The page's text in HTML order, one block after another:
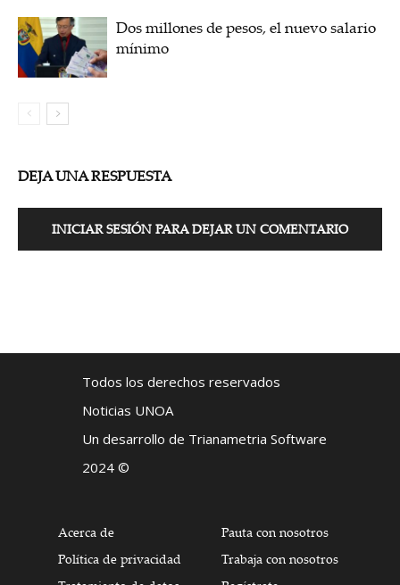
Dos millones de pesos, el nuevo salario
mínimo
DEJA UNA RESPUESTA
INICIAR SESIÓN PARA DEJAR UN COMENTARIO
Todos los derechos reservados
Noticias UNOA
Un desarrollo de Trianametria Software
2024 ©
Acerca de
Política de privacidad
Pauta con nosotros
Trabaja con nosotros